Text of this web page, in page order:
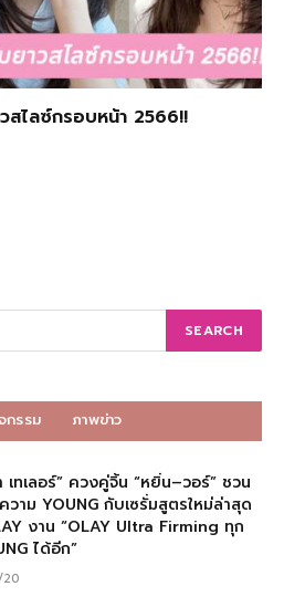
ไลซ์กรอบหน้า 2566!!
กรรม ภาพข่าว
เทเลอร์” ควงคู่จิ้น “หยิ่น–วอร์” ชวน
วาม YOUNG กับเซรั่มสูตรใหม่ล่าสุด
งาน “OLAY Ultra Firming ทุก
ได้อีก”
20